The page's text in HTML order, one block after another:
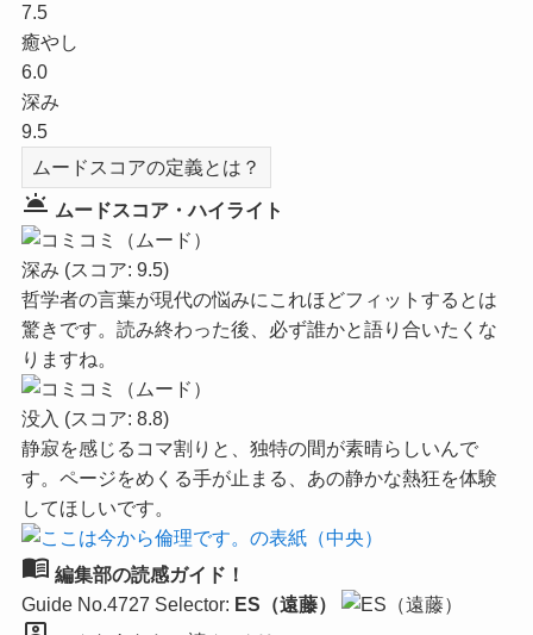
7.5
癒やし
6.0
深み
9.5
ムードスコアの定義とは？
wb_twilight ムードスコア・ハイライト
深み (スコア: 9.5)
哲学者の言葉が現代の悩みにこれほどフィットするとは
驚きです。読み終わった後、必ず誰かと語り合いたくな
りますね。
没入 (スコア: 8.8)
静寂を感じるコマ割りと、独特の間が素晴らしいんで
す。ページをめくる手が止まる、あの静かな熱狂を体験
してほしいです。
menu_book 編集部の読感ガイド！
Guide No.4727 Selector: ES（遠藤）